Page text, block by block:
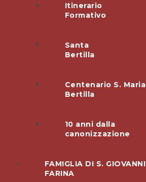
Itinerario
Formativo
Santa
Bertilla
Centenario S. Maria
Bertilla
10 anni dalla
canonizzazione
FAMIGLIA DI S. GIOVANNI
FARINA